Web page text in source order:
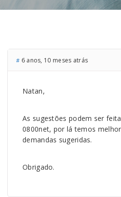
# 6 anos, 10 meses atrás
Natan,
As sugestões podem ser
0800net, por lá temos
demandas sugeridas.
Obrigado.